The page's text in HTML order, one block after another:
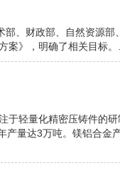
、财政部、自然资源
案》，明确了相关目标。
于轻量化精密压铸件的
量达3万吨。镁铝合金